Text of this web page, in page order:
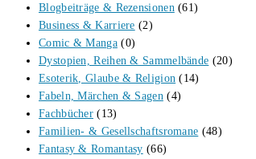
Blogbeiträge & Rezensionen (61)
Business & Karriere (2)
Comic & Manga (0)
Dystopien, Reihen & Sammelbände (20)
Esoterik, Glaube & Religion (14)
Fabeln, Märchen & Sagen (4)
Fachbücher (13)
Familien- & Gesellschaftsromane (48)
Fantasy & Romantasy (66)